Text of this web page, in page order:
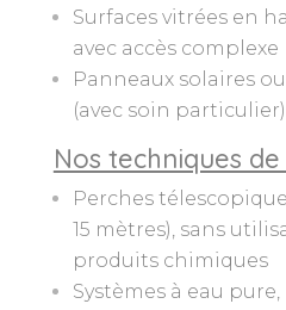
Surfaces vitrées en
avec accès complexe
Panneaux solaires
(avec soin particulier)
Nos techniques
Perches
15 mètres), sans
produits chimiques
Systèmes à eau